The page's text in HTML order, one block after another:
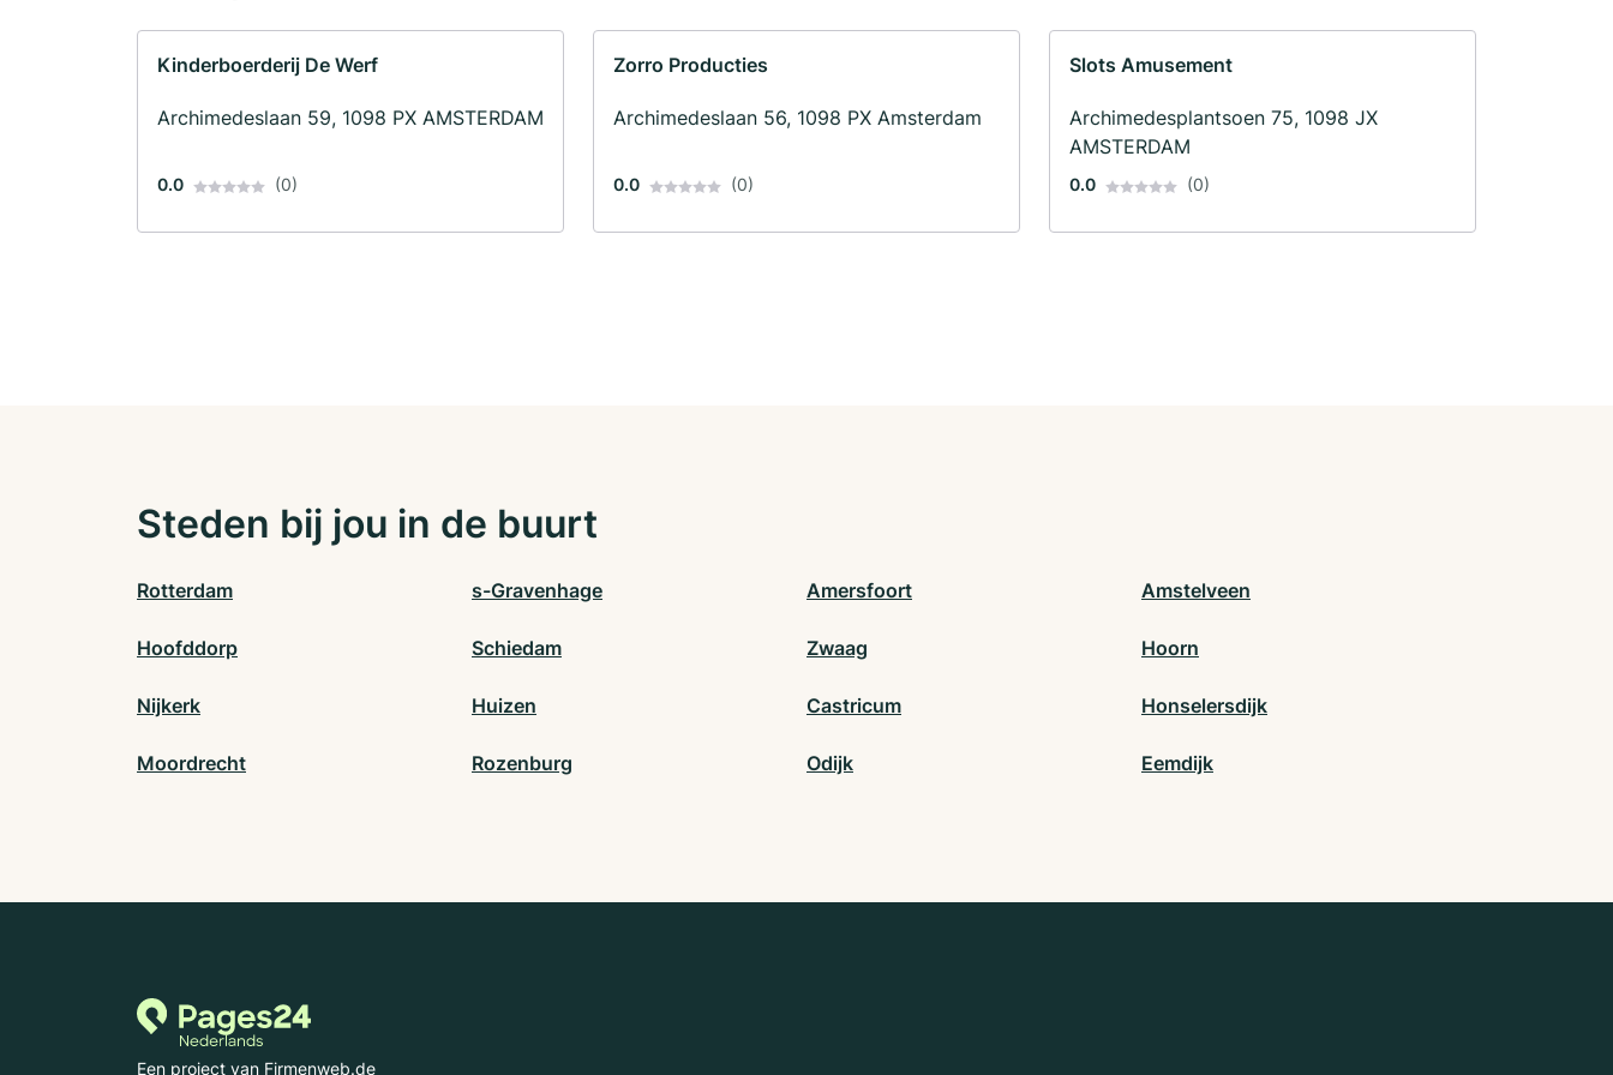
Kinderboerderij De Werf
Archimedeslaan 59, 1098 PX AMSTERDAM
0.0 (0)
Zorro Producties
Archimedeslaan 56, 1098 PX Amsterdam
0.0 (0)
Slots Amusement
Archimedesplantsoen 75, 1098 JX
AMSTERDAM
0.0 (0)
Steden bij jou in de buurt
Rotterdam s-Gravenhage Amersfoort Amstelveen
Hoofddorp Schiedam Zwaag Hoorn
Nijkerk Huizen Castricum Honselersdijk
Moordrecht Rozenburg Odijk Eemdijk
Een project van Firmenweb.de